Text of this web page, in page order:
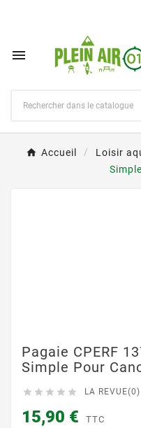

Accueil Loisir
Pagaie CPERF
Simple Pour
     LA REVUE(0)
15,90 € TTC